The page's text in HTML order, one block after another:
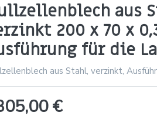
aus
200 x 70 x
für die
aus Stahl, verzinkt,
€